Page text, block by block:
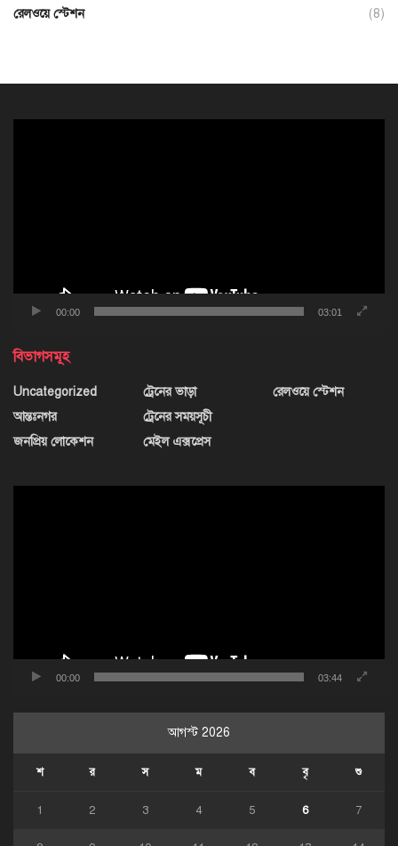
রেলওয়ে স্টেশন (8)
00:00 03:01
বিভাগসমূহ
Uncategorized
আন্তঃনগর
জনপ্রিয় লোকেশন
ট্রেনের ভাড়া
ট্রেনের সময়সূচী
মেইল এক্সপ্রেস
রেলওয়ে স্টেশন
00:00 03:44
আগস্ট 2026
শ র স ম ব বৃ শু
1 2 3 4 5 6 7